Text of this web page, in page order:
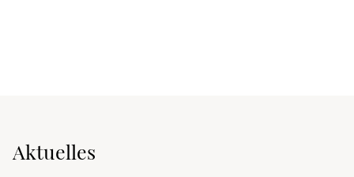
Aktuelles